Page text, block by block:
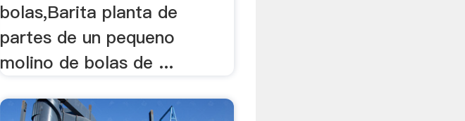
bolas,Barita planta de
partes de un pequeno
molino de bolas de ...